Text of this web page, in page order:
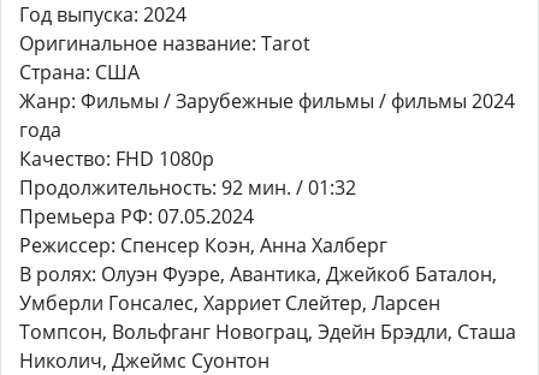
Год выпуска: 2024
Оригинальное название: Tarot
Страна: США
Жанр: Фильмы / Зарубежные фильмы / фильмы 2024
года
Качество: FHD 1080p
Продолжительность: 92 мин. / 01:32
Премьера РФ: 07.05.2024
Режиссер: Спенсер Коэн, Анна Халберг
В ролях: Олуэн Фуэре, Авантика, Джейкоб Баталон,
Умберли Гонсалес, Харриет Слейтер, Ларсен
Томпсон, Вольфганг Новограц, Эдейн Брэдли, Сташа
Николич, Джеймс Суонтон